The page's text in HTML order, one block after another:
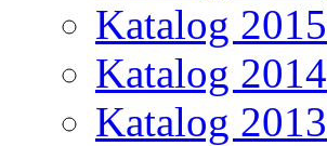
Katalog 2015
Katalog 2014
Katalog 2013